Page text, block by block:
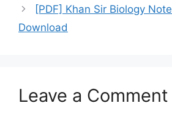
[PDF] Khan Sir Biology
Download
Leave a Comment